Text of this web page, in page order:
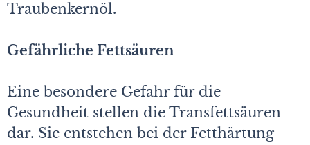
Traubenkernöl.
Gefährliche Fettsäuren
Eine besondere Gefahr für die
Gesundheit stellen die Transfettsäuren
dar. Sie entstehen bei der Fetthärtung